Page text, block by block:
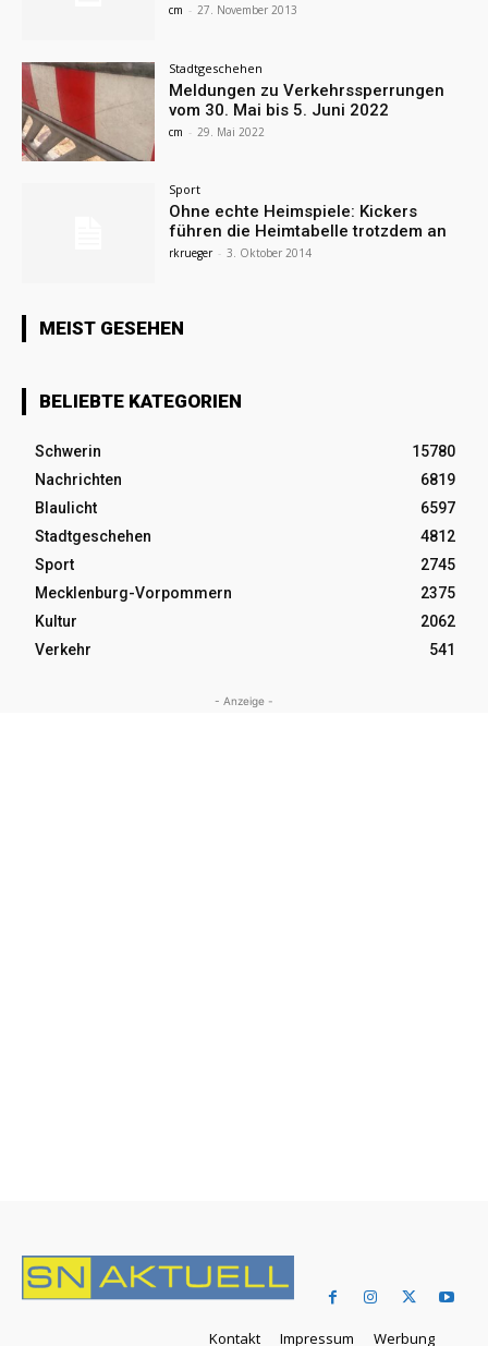
cm - 27. November 2013
Stadtgeschehen
Meldungen zu Verkehrssperrungen
vom 30. Mai bis 5. Juni 2022
cm - 29. Mai 2022
Sport
Ohne echte Heimspiele: Kickers
führen die Heimtabelle trotzdem an
rkrueger - 3. Oktober 2014
MEIST GESEHEN
BELIEBTE KATEGORIEN
Schwerin
15780
Nachrichten
6819
Blaulicht
6597
Stadtgeschehen
4812
Sport
2745
Mecklenburg-Vorpommern
2375
Kultur
2062
Verkehr
541
- Anzeige -
Kontakt Impressum Werbung